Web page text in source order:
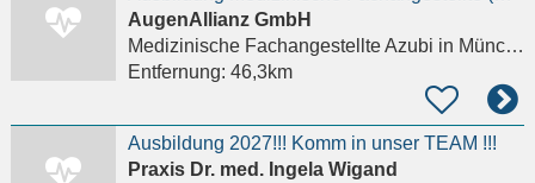
AugenAllianz GmbH
Medizinische Fachangestellte Azubi in München, Solln
Entfernung: 46,3km
Ausbildung 2027!!! Komm in unser TEAM !!!
Praxis Dr. med. Ingela Wigand